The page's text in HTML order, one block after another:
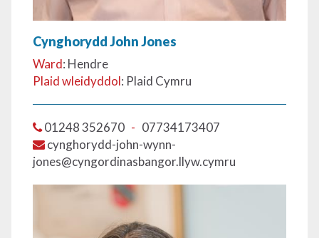
Cynghorydd John Jones
Ward: Hendre
Plaid wleidyddol: Plaid Cymru
01248 352670 - 07734173407
cynghorydd-john-wynn-
jones@cyngordinasbangor.llyw.cymru